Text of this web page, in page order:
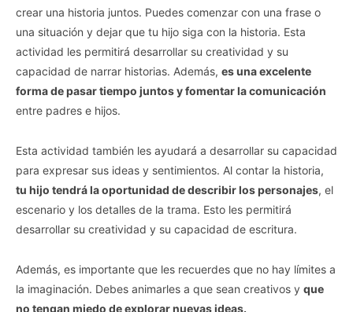
crear una historia juntos. Puedes comenzar con una frase o
una situación y dejar que tu hijo siga con la historia. Esta
actividad les permitirá desarrollar su creatividad y su
capacidad de narrar historias. Además, es una excelente
forma de pasar tiempo juntos y fomentar la comunicación
entre padres e hijos.
Esta actividad también les ayudará a desarrollar su capacidad
para expresar sus ideas y sentimientos. Al contar la historia,
tu hijo tendrá la oportunidad de describir los personajes, el
escenario y los detalles de la trama. Esto les permitirá
desarrollar su creatividad y su capacidad de escritura.
Además, es importante que les recuerdes que no hay límites a
la imaginación. Debes animarles a que sean creativos y que
no tengan miedo de explorar nuevas ideas.